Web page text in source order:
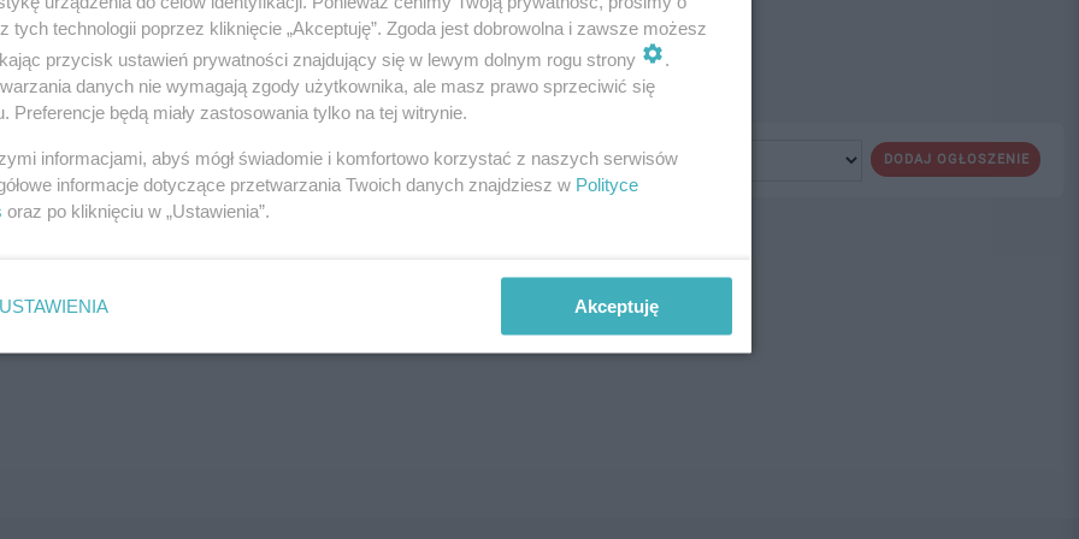
SZUKAJ
DODAJ OGŁOSZENIE
ogłoszenie nie istnieje lub nie jest jeszcze aktywne!
tych technologii poprzez kliknięcie „Akceptuję”. Zgoda jest dobrowolna i zawsze możesz
przycisk ustawień prywatności znajdujący się w lewym dolnym rogu strony
danych nie wymagają zgody użytkownika, ale masz prawo sprzeciwić się
Preferencje będą miały zastosowania tylko na tej witrynie.
informacjami, abyś mógł świadomie i komfortowo korzystać z naszych serwisów
informacje dotyczące przetwarzania Twoich danych znajdziesz w Polityce
oraz po kliknięciu w „Ustawienia”.
USTAWIENIA Akceptuję